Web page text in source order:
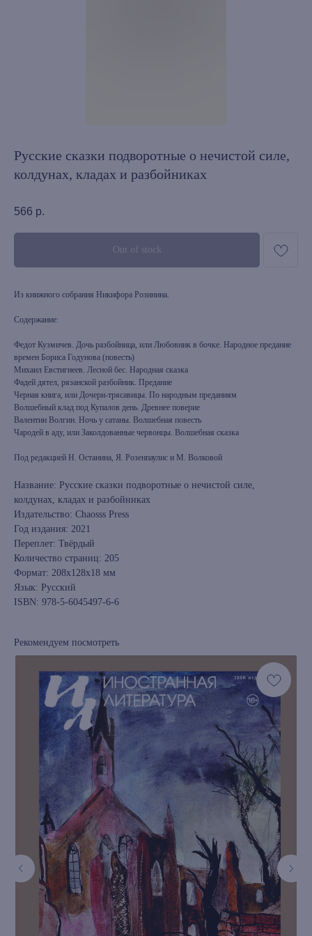
Русские сказки подворотные о нечистой силе,
колдунах, кладах и разбойниках
566 р.
Out of stock
Из книжного собрания Никифора Розинина.
Содержание:
Федот Кузмичев. Дочь разбойница, или Любовник в бочке. Народное предание
времен Бориса Годунова (повесть)
Михаил Евстигнеев. Лесной бес. Народная сказка
Фадей дятел, рязанской разбойник. Предание
Черная книга, или Дочери-трясавицы. По народным преданиям
Волшебный клад под Купалов день. Древнее поверие
Валентин Волгин. Ночь у сатаны. Волшебная повесть
Чародей в аду, или Заколдованные червонцы. Волшебная сказка
Под редакцией Н. Останина, Я. Розенпаулис и М. Волковой
Название: Русские сказки подворотные о нечистой силе,
колдунах, кладах и разбойниках
Издательство: Chaosss Press
Год издания: 2021
Переплет: Твёрдый
Количество страниц: 205
Формат: 208x128x18 мм
Язык: Русский
ISBN: 978-5-6045497-6-6
Рекомендуем посмотреть
книжный интернет-магазин из
Петербурга